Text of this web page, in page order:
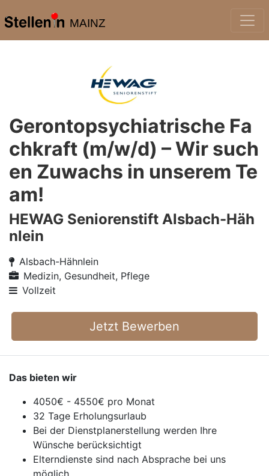
MAINZ
Gerontopsychiatrische Fa
chkraft (m/w/d) – Wir such
en Zuwachs in unserem Te
am!
HEWAG Seniorenstift Alsbach-Häh
nlein
Alsbach-Hähnlein
Medizin, Gesundheit, Pflege
Vollzeit
Jetzt Bewerben
Das bieten wir
4050€ - 4550€ pro Monat
32 Tage Erholungsurlaub
Bei der Dienstplanerstellung werden Ihre
Wünsche berücksichtigt
Elterndienste sind nach Absprache bei uns
möglich